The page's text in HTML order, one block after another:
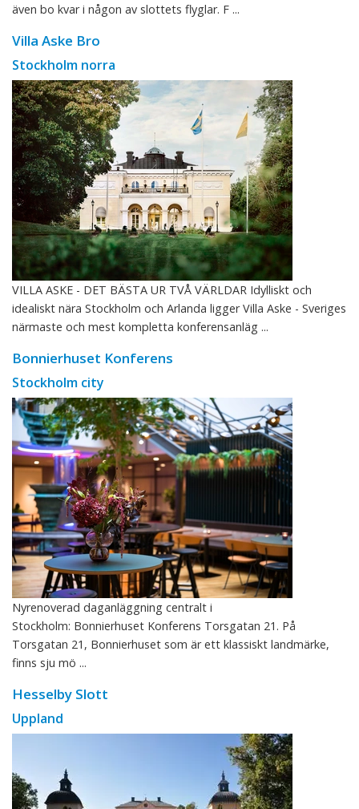
även bo kvar i någon av slottets flyglar. F ...
Villa Aske Bro
Stockholm norra
VILLA ASKE - DET BÄSTA UR TVÅ VÄRLDAR Idylliskt och
idealiskt nära Stockholm och Arlanda ligger Villa Aske - Sveriges
närmaste och mest kompletta konferensanläg ...
Bonnierhuset Konferens
Stockholm city
Nyrenoverad daganläggning centralt i
Stockholm: Bonnierhuset Konferens Torsgatan 21. På
Torsgatan 21, Bonnierhuset som är ett klassiskt landmärke,
finns sju mö ...
Hesselby Slott
Uppland